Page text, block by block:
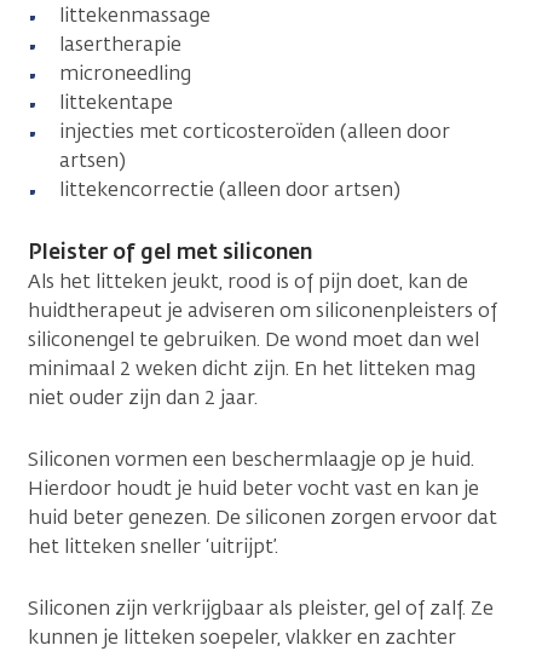
littekenmassage
lasertherapie
microneedling
littekentape
injecties met corticosteroïden (alleen door
artsen)
littekencorrectie (alleen door artsen)
Pleister of gel met siliconen
Als het litteken jeukt, rood is of pijn doet, kan de
huidtherapeut je adviseren om siliconenpleisters of
siliconengel te gebruiken. De wond moet dan wel
minimaal 2 weken dicht zijn. En het litteken mag
niet ouder zijn dan 2 jaar.
Siliconen vormen een beschermlaagje op je huid.
Hierdoor houdt je huid beter vocht vast en kan je
huid beter genezen. De siliconen zorgen ervoor dat
het litteken sneller ‘uitrijpt’.
Siliconen zijn verkrijgbaar als pleister, gel of zalf. Ze
kunnen je litteken soepeler, vlakker en zachter